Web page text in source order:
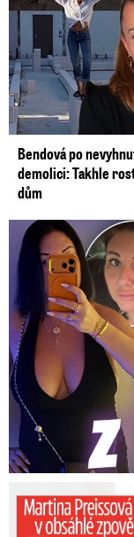
Bendová po
demolici: Takhle
dům
Kašpárková o
Preissová (50) v